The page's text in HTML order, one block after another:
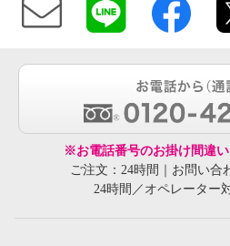
※お電話番号のお掛け間違い
ご注文：24時間｜お問い合
24時間／オペレーター